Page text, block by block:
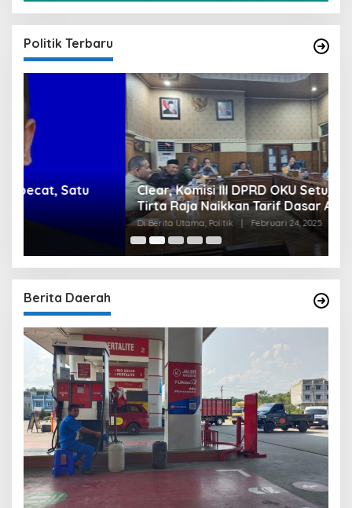
Politik Terbaru
Clear, Komisi III DPRD OKU Setuju Perumda
Tirta Raja Naikkan Tarif Dasar Air, Namun
Bersyarat
Di Berita Utama, Politik | Februari 24, 2025
Berita Daerah